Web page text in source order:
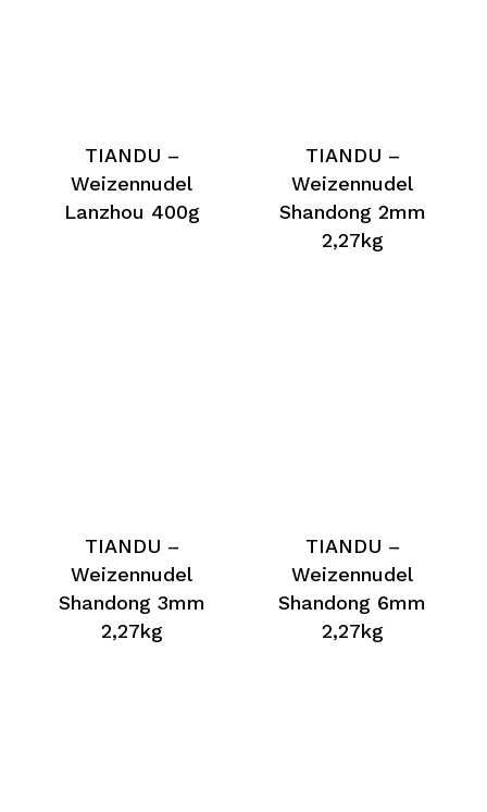
TIANDU –
Weizennudel
Lanzhou 400g
TIANDU –
Weizennudel
Shandong 2mm
2,27kg
TIANDU –
Weizennudel
Shandong 3mm
2,27kg
TIANDU –
Weizennudel
Shandong 6mm
2,27kg